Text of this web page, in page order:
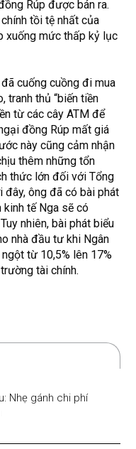
Rúp được bán ra.
tồi tệ nhất của
xuống mức thấp kỷ lục
cuống cuồng đi mua
tranh thủ “biến tiền
từ các cây ATM để
đồng Rúp mất giá
này cũng cảm nhận
thêm những tổn
thức lớn đối với Tổng
ông đã có bài phát
kinh tế Nga sẽ có
nhiên, bài phát biểu
nhà đầu tư khi Ngân
từ 10,5% lên 17%
tài chính.
Nhẹ gánh chi phí